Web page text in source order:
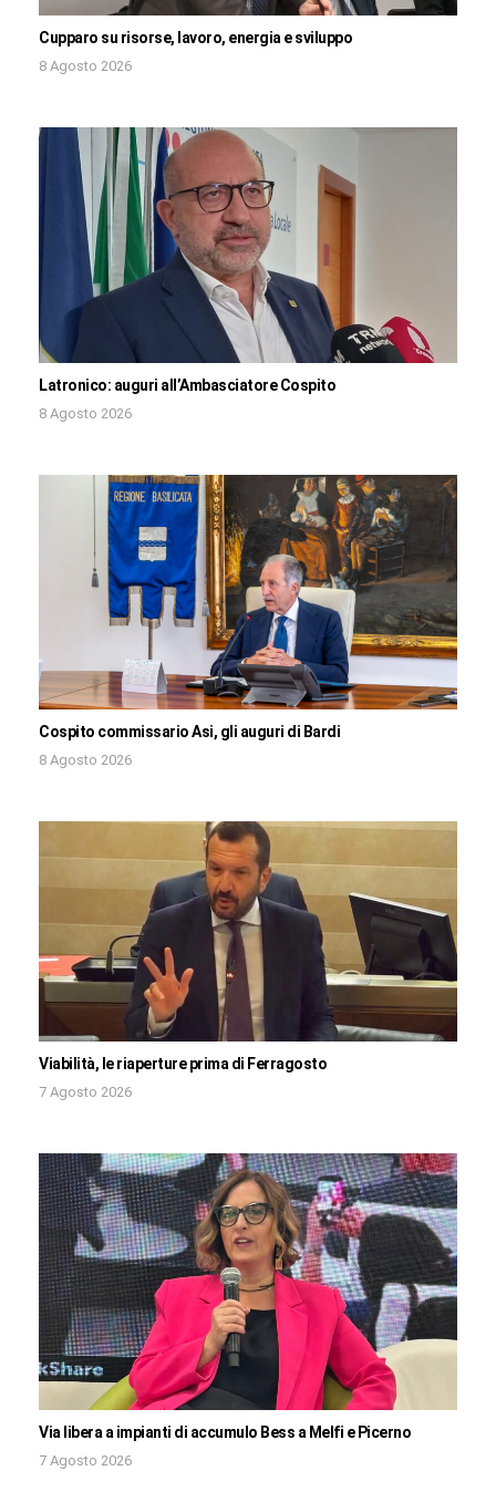
Cupparo su risorse, lavoro, energia e sviluppo
8 Agosto 2026
Latronico: auguri all’Ambasciatore Cospito
8 Agosto 2026
Cospito commissario Asi, gli auguri di Bardi
8 Agosto 2026
Viabilità, le riaperture prima di Ferragosto
7 Agosto 2026
Via libera a impianti di accumulo Bess a Melfi e Picerno
7 Agosto 2026